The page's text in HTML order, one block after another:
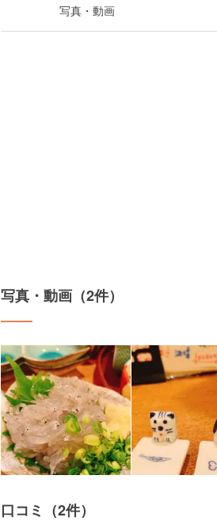
写真・動画
写真・動画（2件）
口コミ（2件）